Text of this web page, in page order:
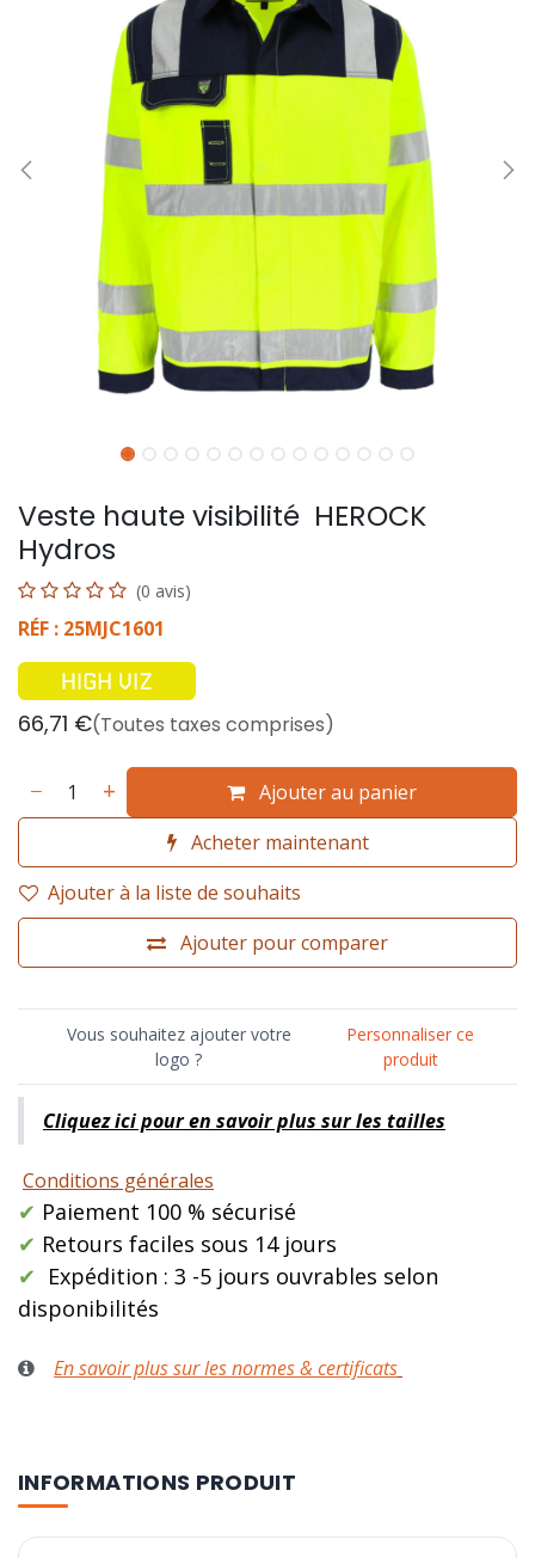
Veste haute visibilité HEROCK
Hydros
(0 avis)
RÉF : 25MJC1601
66,71 €(Toutes taxes comprises)
Ajouter au panier
Acheter maintenant
Ajouter pour comparer
Ajouter à la liste de souhaits
Vous souhaitez ajouter votre
logo ?
Personnaliser ce
produit
Cliquez ici pour en savoir plus sur les tailles
Conditions générales
✔ Paiement 100 % sécurisé
✔ Retours faciles sous 14 jours
✔ Expédition : 3 -5 jours ouvrables selon
disponibilités
En savoir plus sur les normes & certificats
INFORMATIONS PRODUIT